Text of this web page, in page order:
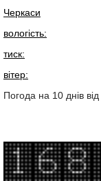
Черкаси
вологість:
тиск:
вітер:
Погода на 10 днів від